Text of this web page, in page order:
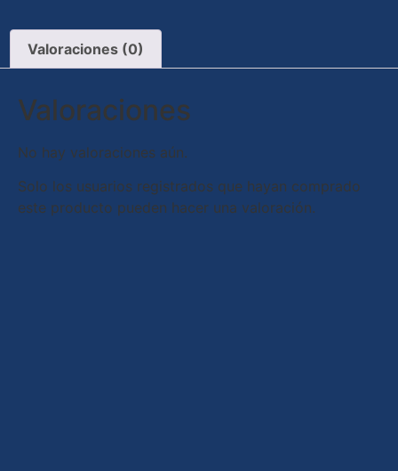
Valoraciones (0)
Valoraciones
No hay valoraciones aún.
Solo los usuarios registrados que hayan comprado
este producto pueden hacer una valoración.